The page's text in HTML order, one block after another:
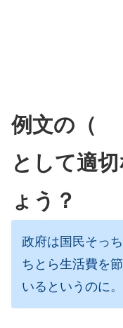
例文の（
として適
ょう？
政府は国民そっ
ちとら生活費を
いるというのに。